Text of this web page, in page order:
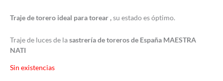
Traje de torero ideal para torear ,su estado es óptimo.
Traje de luces de lasastrería de toreros de España MAESTRA
NATI
Sin existencias